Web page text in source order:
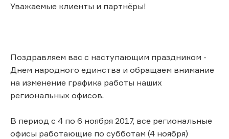
Уважаемые клиенты и партнёры!
Поздравляем вас с наступающим праздником -
Днем народного единства и обращаем внимание
на изменение графика работы наших
региональных офисов.
В период с 4 по 6 ноября 2017, все региональные
офисы работающие по субботам (4 ноября)